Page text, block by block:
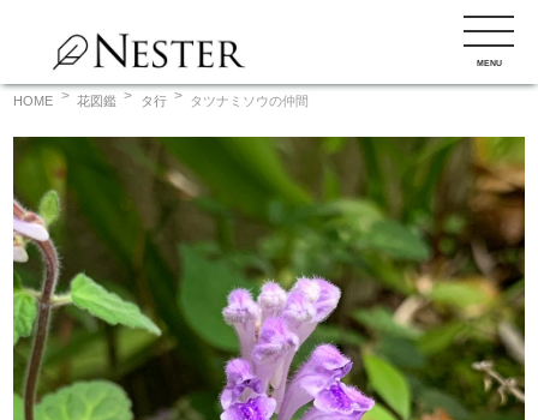
ン
キ
ッ
プ
MENU
HOME 花図鑑 タ行 タツナミソウの仲間